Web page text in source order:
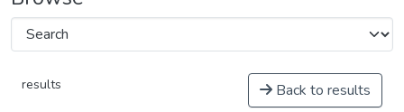
results Back to results